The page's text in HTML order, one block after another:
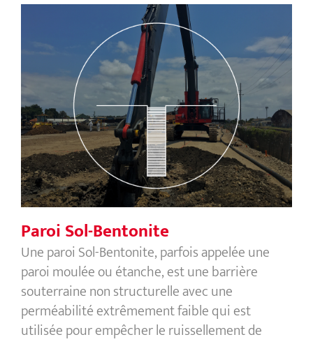
Paroi Sol-Bentonite
Paroi Sol-Bentonite
Une paroi Sol-Bentonite, parfois appelée une
paroi moulée ou étanche, est une barrière
souterraine non structurelle avec une
perméabilité extrêmement faible qui est
utilisée pour empêcher le ruissellement de